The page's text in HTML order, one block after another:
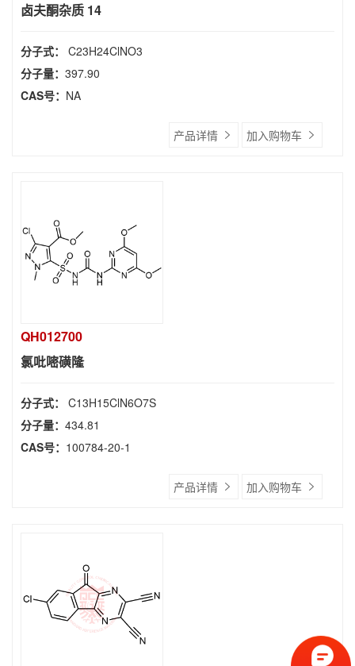
卤夫酮杂质 14
分子式： C23H24ClNO3
分子量： 397.90
CAS号： NA
产品详情 加入购物车
QH012700
氯吡嘧磺隆
分子式： C13H15ClN6O7S
分子量： 434.81
CAS号： 100784-20-1
产品详情 加入购物车